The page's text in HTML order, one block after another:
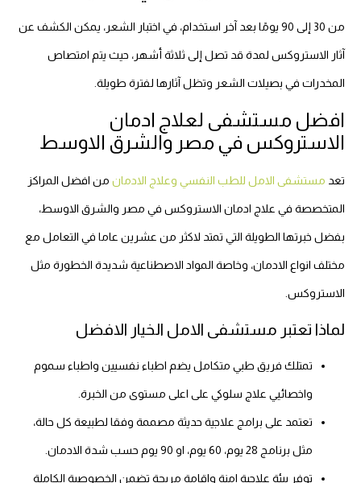
من 30 إلى 90 يومًا بعد آخر استخدام، في اختبار الشعر، يمكن الكشف عن
آثار الاستروكس لمدة قد تصل إلى ثلاثة أشهر، حيث يتم امتصاص
المخدرات في بصيلات الشعر وتظل آثارها لفترة طويلة.
افضل مستشفى لعلاج ادمان
الاستروكس في مصر والشرق الاوسط
تعد مستشفى الامل للطب النفسي وعلاج الادمان من افضل المراكز
المتخصصة في علاج ادمان الاستروكس في مصر والشرق الاوسط،
بفضل خبرتها الطويلة التي تمتد لاكثر من عشرين عاما في التعامل مع
مختلف انواع الادمان، وخاصة المواد الاصطناعية شديدة الخطورة مثل
الاستروكس.
لماذا تعتبر مستشفى الامل الخيار الافضل
تمتلك فريق طبي متكامل يضم اطباء نفسيين واطباء سموم
واخصائيي علاج سلوكي على اعلى مستوى من الخبرة.
تعتمد على برامج علاجية حديثة مصممة وفقا لطبيعة كل حالة،
مثل برنامج 28 يوم، 60 يوم، او 90 يوم حسب شدة الادمان.
توفر بيئة علاجية امنة واقامة مريحة تضمن الخصوصية الكاملة